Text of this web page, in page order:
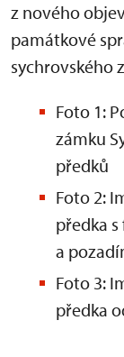
z nového
památkové
sychrovského
Foto 1:
zámku
předků
Foto 2:
předka
a
Foto 3:
předka